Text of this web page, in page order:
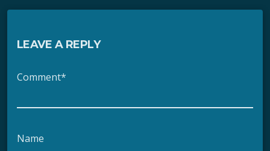
LEAVE A REPLY
Comment*
Name